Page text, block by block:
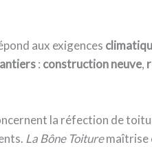
aux exigences
: construction neuve,
la réfection de
La Bône Toituremaîtrise